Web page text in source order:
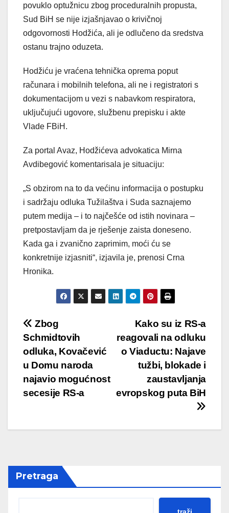
povuklo optužnicu zbog proceduralnih propusta,
Sud BiH se nije izjašnjavao o krivičnoj
odgovornosti Hodžića, ali je odlučeno da sredstva
ostanu trajno oduzeta.
Hodžiću je vraćena tehnička oprema poput
računara i mobilnih telefona, ali ne i registratori s
dokumentacijom u vezi s nabavkom respiratora,
uključujući ugovore, službenu prepisku i akte
Vlade FBiH.
Za portal Avaz, Hodžićeva advokatica Mirna
Avdibegović komentarisala je situaciju:
„S obzirom na to da većinu informacija o postupku
i sadržaju odluka Tužilaštva i Suda saznajemo
putem medija – i to najčešće od istih novinara –
pretpostavljam da je rješenje zaista doneseno.
Kada ga i zvanično zaprimim, moći ću se
konkretnije izjasniti“, izjavila je, prenosi Crna
Hronika.
Post
navigation
Kako su iz RS-a
reagovali na odluku
o Viaductu: Najave
tužbi, blokade i
zaustavljanja
evropskog puta BiH
Zbog
Schmidtovih
odluka, Kovačević
u Domu naroda
najavio mogućnost
secesije RS-a
Pretraga